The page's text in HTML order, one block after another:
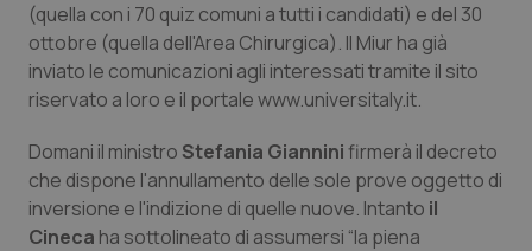
Provincia Autonoma di Trento
Puglia
Sardegna
Sicilia
Ipertensione & Scompenso
Malattie rare
Malattia di Crohn & Rettocolite Ulcerosa
Neuroscienze & patologie neurodegenerative
(quella con i 70 quiz comuni a tutti i candidati) e del 30
ottobre (quella dell'Area Chirurgica). Il Miur ha già
inviato le comunicazioni agli interessati tramite il sito
riservato a loro e il portale www.universitaly.it.
Domani il ministro Stefania Gianninifirmerà il decreto
che dispone l'annullamento delle sole prove oggetto di
inversione e l'indizione di quelle nuove. Intanto il
Cineca ha sottolineato di assumersi “la piena